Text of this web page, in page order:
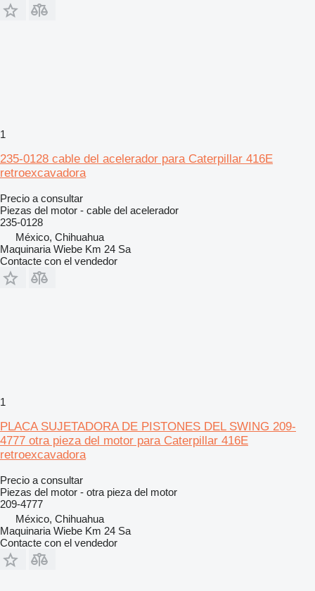
1
235-0128 cable del acelerador para Caterpillar 416E
retroexcavadora
Precio a consultar
Piezas del motor - cable del acelerador
235-0128
México, Chihuahua
Maquinaria Wiebe Km 24 Sa
Contacte con el vendedor
1
PLACA SUJETADORA DE PISTONES DEL SWING 209-
4777 otra pieza del motor para Caterpillar 416E
retroexcavadora
Precio a consultar
Piezas del motor - otra pieza del motor
209-4777
México, Chihuahua
Maquinaria Wiebe Km 24 Sa
Contacte con el vendedor